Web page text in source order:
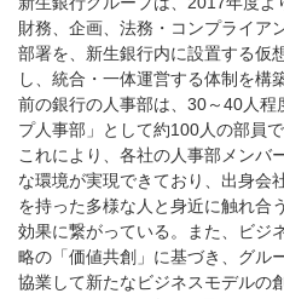
財務、企画、法務・コンプライア
部署を、新生銀行内に設置する仮
し、統合・一体運営する体制を構
前の銀行の人事部は、30～40人
プ人事部」として約100人の部員
これにより、各社の人事部メンバ
な環境が実現できており、出身会
を持った多様な人と身近に触れ合
効果に繋がっている。また、ビジ
略の「価値共創」に基づき、グル
協業して新たなビジネスモデルの